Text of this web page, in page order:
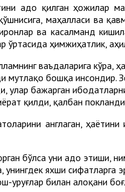
адо қилган ҳожилар
маҳалласи ва
ва касалманд
ҳимжиҳатлик,
ваъдаларига
мутлақо бошқа
улар бажарган
қилди, қалбан
англаган,
бўлса уни адо этиши,
унингдек яхши
уруғлар билан алоқани